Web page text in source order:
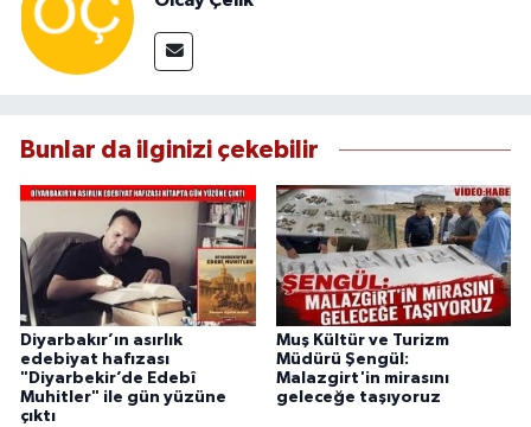
Bunlar da ilginizi çekebilir
Diyarbakır’ın asırlık
edebiyat hafızası
"Diyarbekir’de Edebî
Muhitler" ile gün yüzüne
çıktı
Muş Kültür ve Turizm
Müdürü Şengül:
Malazgirt'in mirasını
geleceğe taşıyoruz